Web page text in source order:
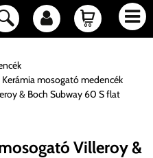
Kerámia mosogató medencék
& Boch Subway 60 S flat
Villeroy &